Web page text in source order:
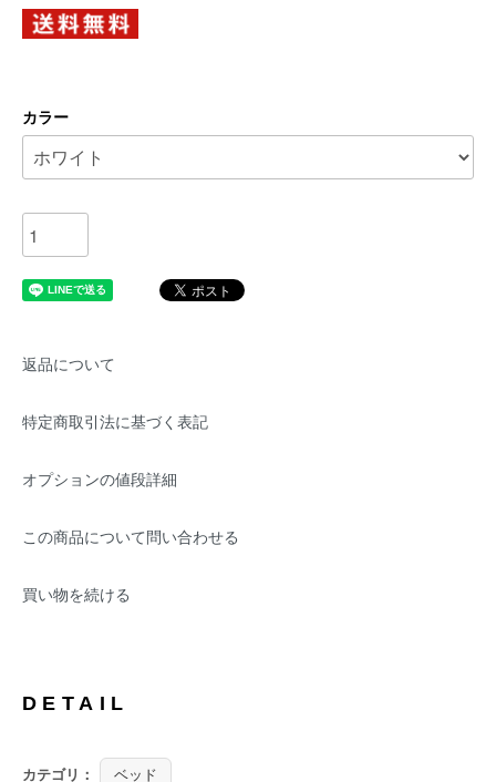
カラー
返品について
特定商取引法に基づく表記
オプションの値段詳細
この商品について問い合わせる
買い物を続ける
DETAIL
カテゴリ： ベッド